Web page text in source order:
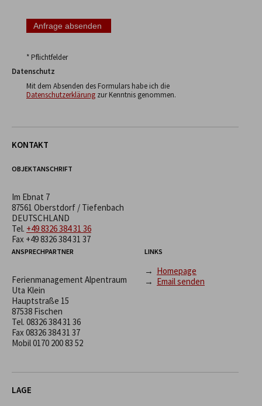
* Pflichtfelder
Datenschutz
Mit dem Absenden des Formulars habe ich die
Datenschutzerklärung zur Kenntnis genommen.
KONTAKT
OBJEKTANSCHRIFT
Im Ebnat 7
87561 Oberstdorf / Tiefenbach
DEUTSCHLAND
Tel. +49 8326 384 31 36
Fax +49 8326 384 31 37
ANSPRECHPARTNER
Ferienmanagement Alpentraum
Uta Klein
Hauptstraße 15
87538 Fischen
Tel. 08326 384 31 36
Fax 08326 384 31 37
Mobil0170 200 83 52
LINKS
→ Homepage
→ Email senden
LAGE